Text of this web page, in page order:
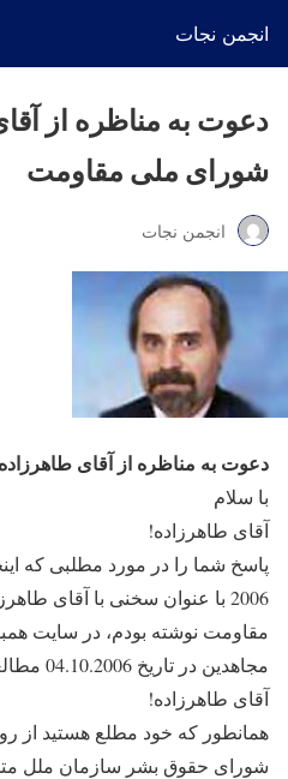
انجمن نجات
دعوت به مناظره از
شورای ملی مقاومت
انجمن نجات
دعوت به مناظره از آقای
با سلام
آقای طاهرزاده!
2006 با عنوان سخنی با آقای
مقاومت نوشته بودم، در سایت
مجاهدین در تاریخ 04.10.2006 مطالعه نمودم.
آقای طاهرزاده!
شورای حقوق بشر سازمان ملل